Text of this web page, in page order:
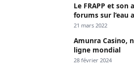
Le FRAPP et
forums sur l’eau
Dakar »
21 mars 2022
Amunra Casino,
ligne mondial
28 février 2024